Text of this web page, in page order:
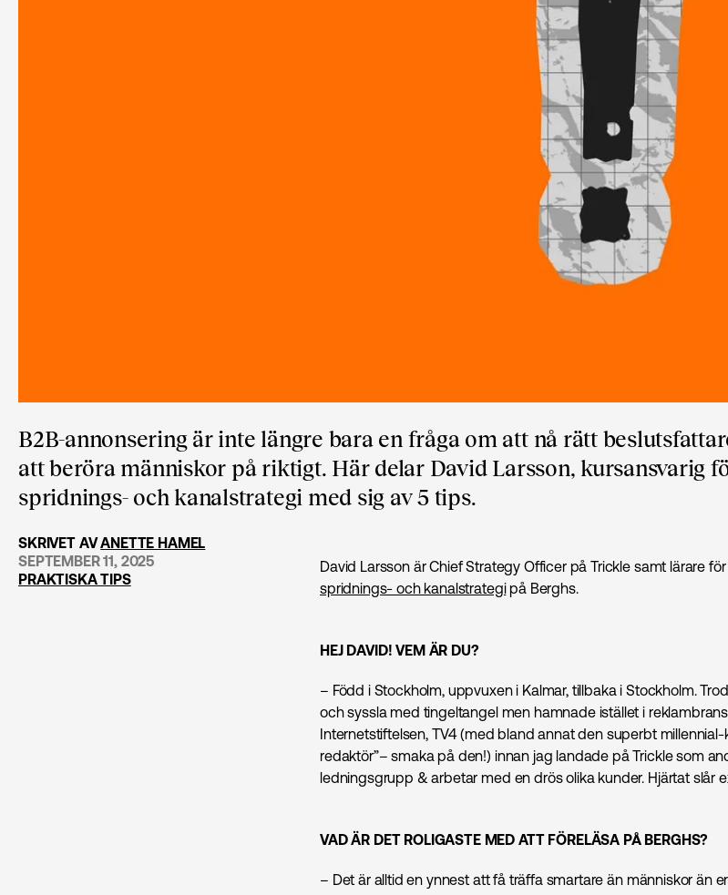
B2B-annonsering är inte längre bara en fråga om att nå rätt
att beröra människor på riktigt. Här delar David Larsson, kursansvarig
spridnings- och kanalstrategi med sig av 5 tips.
SKRIVET AVANETTE HAMEL
SEPTEMBER 11, 2025
PRAKTISKA TIPS
David Larsson är Chief Strategy Officer på Trickle samt lärare
spridnings- och kanalstrategipå Berghs.
HEJ DAVID! VEM ÄR DU?
– Född i Stockholm, uppvuxen i Kalmar, tillbaka i Stockholm.
och syssla med tingeltangel men hamnade istället i
Internetstiftelsen, TV4 (med bland annat den superbt
redaktör”– smaka på den!) innan jag landade på Trickle som
ledningsgrupp & arbetar med en drös olika kunder. Hjärtat slår
VAD ÄR DET ROLIGASTE MED ATT FÖRELÄSA PÅ BERGHS?
– Det är alltid en ynnest att få träffa smartare än människor än